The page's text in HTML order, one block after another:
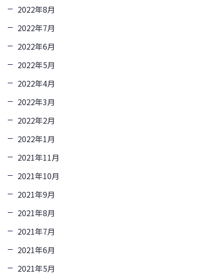
2022年8月
2022年7月
2022年6月
2022年5月
2022年4月
2022年3月
2022年2月
2022年1月
2021年11月
2021年10月
2021年9月
2021年8月
2021年7月
2021年6月
2021年5月